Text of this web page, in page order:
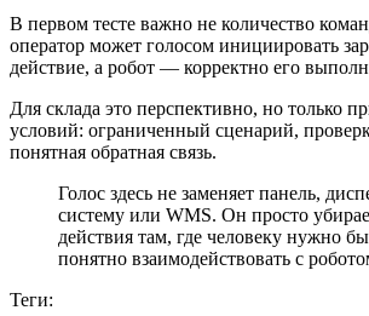
В первом тесте важно не количество
оператор может голосом инициировать
действие, а робот — корректно его
Для склада это перспективно, но только
условий: ограниченный сценарий,
понятная обратная связь.
Голос здесь не заменяет панель,
систему или WMS. Он просто
действия там, где человеку нужно
понятно взаимодействовать с
Теги: